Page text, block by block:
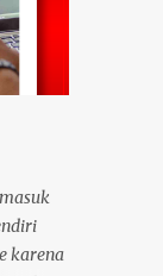
tidak
karena